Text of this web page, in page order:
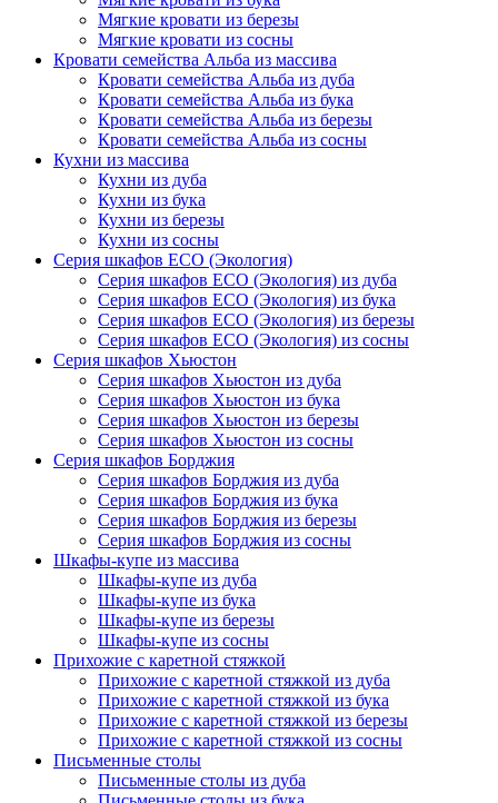
Мягкие кровати из березы
Мягкие кровати из сосны
Кровати семейства Альба из массива
Кровати семейства Альба из дуба
Кровати семейства Альба из бука
Кровати семейства Альба из березы
Кровати семейства Альба из сосны
Кухни из массива
Кухни из дуба
Кухни из бука
Кухни из березы
Кухни из сосны
Серия шкафов ECO (Экология)
Серия шкафов ECO (Экология) из дуба
Серия шкафов ECO (Экология) из бука
Серия шкафов ECO (Экология) из березы
Серия шкафов ECO (Экология) из сосны
Серия шкафов Хьюстон
Серия шкафов Хьюстон из дуба
Серия шкафов Хьюстон из бука
Серия шкафов Хьюстон из березы
Серия шкафов Хьюстон из сосны
Серия шкафов Борджия
Серия шкафов Борджия из дуба
Серия шкафов Борджия из бука
Серия шкафов Борджия из березы
Серия шкафов Борджия из сосны
Шкафы-купе из массива
Шкафы-купе из дуба
Шкафы-купе из бука
Шкафы-купе из березы
Шкафы-купе из сосны
Прихожие с каретной стяжкой
Прихожие с каретной стяжкой из дуба
Прихожие с каретной стяжкой из бука
Прихожие с каретной стяжкой из березы
Прихожие с каретной стяжкой из сосны
Письменные столы
Письменные столы из дуба